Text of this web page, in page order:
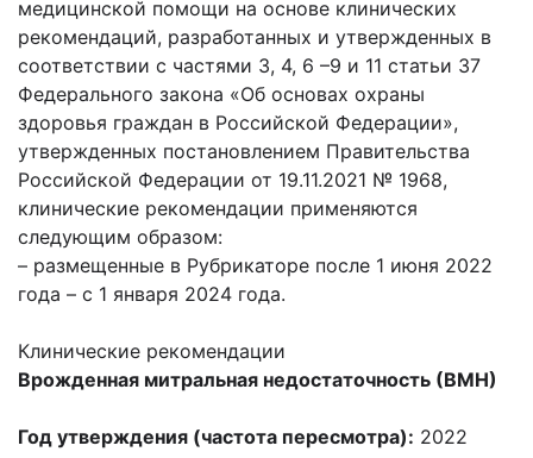
медицинской помощи на основе клинических
рекомендаций, разработанных и утвержденных в
соответствии с частями 3, 4, 6 –9 и 11 статьи 37
Федерального закона «Об основах охраны
здоровья граждан в Российской Федерации»,
утвержденных постановлением Правительства
Российской Федерации от 19.11.2021 № 1968,
клинические рекомендации применяются
следующим образом:
– размещенные в Рубрикаторе после 1 июня 2022
года – с 1 января 2024 года.
Клинические рекомендации
Врожденная митральная недостаточность (ВМН)
Год утверждения (частота пересмотра): 2022